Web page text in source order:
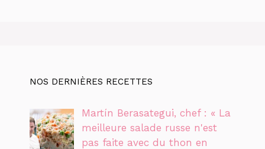
NOS DERNIÈRES RECETTES
Martín Berasategui, chef : « La
meilleure salade russe n'est
pas faite avec du thon en